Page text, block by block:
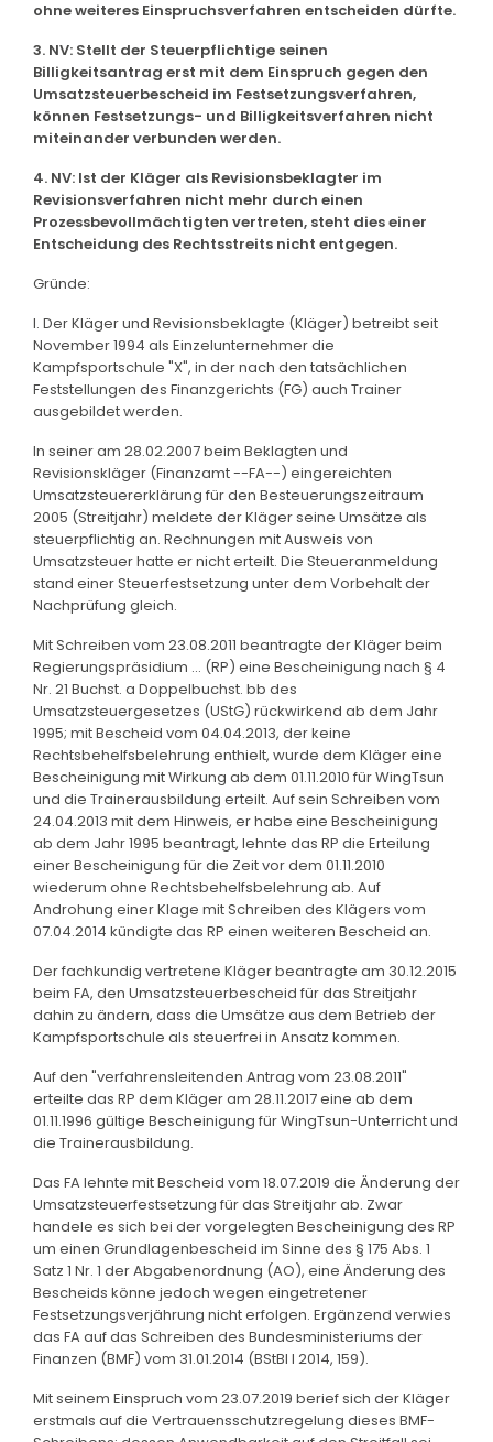
ohne weiteres Einspruchsverfahren entscheiden dürfte.
3. NV: Stellt der Steuerpflichtige seinen
Billigkeitsantrag erst mit dem Einspruch gegen den
Umsatzsteuerbescheid im Festsetzungsverfahren,
können Festsetzungs- und Billigkeitsverfahren nicht
miteinander verbunden werden.
4. NV: Ist der Kläger als Revisionsbeklagter im
Revisionsverfahren nicht mehr durch einen
Prozessbevollmächtigten vertreten, steht dies einer
Entscheidung des Rechtsstreits nicht entgegen.
Gründe:
I. Der Kläger und Revisionsbeklagte (Kläger) betreibt seit
November 1994 als Einzelunternehmer die
Kampfsportschule "X", in der nach den tatsächlichen
Feststellungen des Finanzgerichts (FG) auch Trainer
ausgebildet werden.
In seiner am 28.02.2007 beim Beklagten und
Revisionskläger (Finanzamt --FA--) eingereichten
Umsatzsteuererklärung für den Besteuerungszeitraum
2005 (Streitjahr) meldete der Kläger seine Umsätze als
steuerpflichtig an. Rechnungen mit Ausweis von
Umsatzsteuer hatte er nicht erteilt. Die Steueranmeldung
stand einer Steuerfestsetzung unter dem Vorbehalt der
Nachprüfung gleich.
Mit Schreiben vom 23.08.2011 beantragte der Kläger beim
Regierungspräsidium ... (RP) eine Bescheinigung nach § 4
Nr. 21 Buchst. a Doppelbuchst. bb des
Umsatzsteuergesetzes (UStG) rückwirkend ab dem Jahr
1995; mit Bescheid vom 04.04.2013, der keine
Rechtsbehelfsbelehrung enthielt, wurde dem Kläger eine
Bescheinigung mit Wirkung ab dem 01.11.2010 für WingTsun
und die Trainerausbildung erteilt. Auf sein Schreiben vom
24.04.2013 mit dem Hinweis, er habe eine Bescheinigung
ab dem Jahr 1995 beantragt, lehnte das RP die Erteilung
einer Bescheinigung für die Zeit vor dem 01.11.2010
wiederum ohne Rechtsbehelfsbelehrung ab. Auf
Androhung einer Klage mit Schreiben des Klägers vom
07.04.2014 kündigte das RP einen weiteren Bescheid an.
Der fachkundig vertretene Kläger beantragte am 30.12.2015
beim FA, den Umsatzsteuerbescheid für das Streitjahr
dahin zu ändern, dass die Umsätze aus dem Betrieb der
Kampfsportschule als steuerfrei in Ansatz kommen.
Auf den "verfahrensleitenden Antrag vom 23.08.2011"
erteilte das RP dem Kläger am 28.11.2017 eine ab dem
01.11.1996 gültige Bescheinigung für WingTsun-Unterricht und
die Trainerausbildung.
Das FA lehnte mit Bescheid vom 18.07.2019 die Änderung der
Umsatzsteuerfestsetzung für das Streitjahr ab. Zwar
handele es sich bei der vorgelegten Bescheinigung des RP
um einen Grundlagenbescheid im Sinne des § 175 Abs. 1
Satz 1 Nr. 1 der Abgabenordnung (AO), eine Änderung des
Bescheids könne jedoch wegen eingetretener
Festsetzungsverjährung nicht erfolgen. Ergänzend verwies
das FA auf das Schreiben des Bundesministeriums der
Finanzen (BMF) vom 31.01.2014 (BStBl I 2014, 159).
Mit seinem Einspruch vom 23.07.2019 berief sich der Kläger
erstmals auf die Vertrauensschutzregelung dieses BMF-